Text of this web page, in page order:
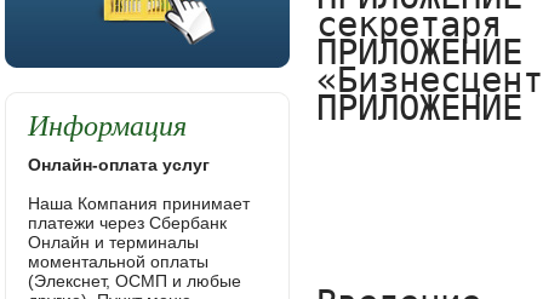
Информация
Онлайн-оплата услуг
Наша Компания принимает
платежи через Сбербанк
Онлайн и терминалы
моментальной оплаты
(Элекснет, ОСМП и любые